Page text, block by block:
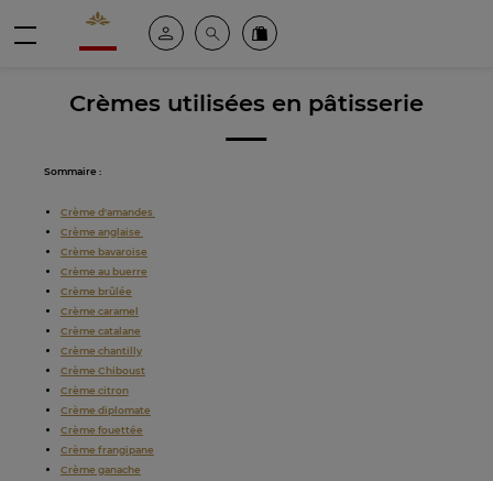
Valrhona - Imaginons le meilleur du chocolat
Espace clientRechercheCommandez en ligne
Crèmes utilisées en pâtisserie
Sommaire :
Crème d'amandes
Crème anglaise
Crème bavaroise
Crème au buerre
Crème brûlée
Crème caramel
Crème catalane
Crème chantilly
Crème Chiboust
Crème citron
Crème diplomate
Crème fouettée
Crème frangipane
Crème ganache